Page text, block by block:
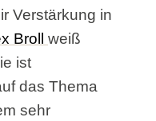
Verstärkung in
Broll weiß
ist
das Thema
sehr